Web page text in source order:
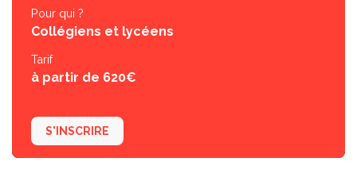
Pour qui ?
Collégiens et lycéens
Tarif
à partir de 620€
S'INSCRIRE